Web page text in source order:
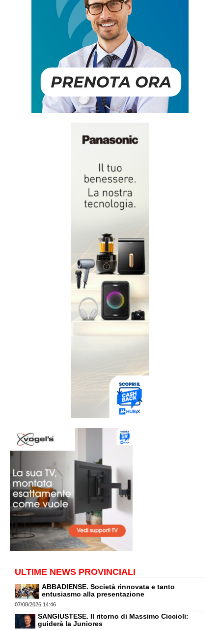
ULTIME NEWS PROVINCIALI
ABBADIENSE. Società rinnovata e tanto
entusiasmo alla presentazione
07/08/2026 14:46
SANGIUSTESE. Il ritorno di Massimo Ciccioli:
guiderà la Juniores